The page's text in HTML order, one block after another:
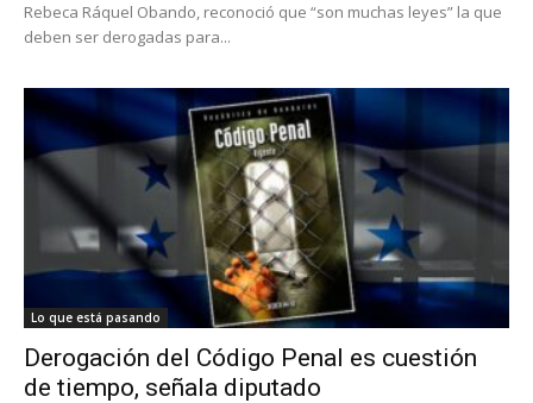
Rebeca Ráquel Obando, reconoció que “son muchas leyes” la que
deben ser derogadas para...
Lo que está pasando
Derogación del Código Penal es cuestión
de tiempo, señala diputado